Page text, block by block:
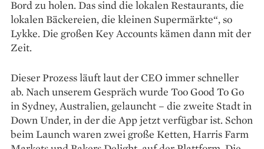
Bord zu holen. Das sind die lokalen Restaurants, die
lokalen Bäckereien, die kleinen Supermärkte“, so
Lykke. Die großen Key Accounts kämen dann mit der
Zeit.
Dieser Prozess läuft laut der CEO immer schneller
ab. Nach unserem Gespräch wurde Too Good To Go
in Sydney, Australien, gelauncht – die zweite Stadt in
Down Under, in der die App jetzt verfügbar ist. Schon
beim Launch waren zwei große Ketten, Harris Farm